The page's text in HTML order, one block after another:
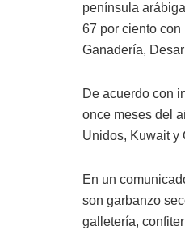
península
67 por ciento con
Ganadería,
De acuerdo con
once meses del
Unidos, Kuwait y
En un
son garbanzo
galletería,